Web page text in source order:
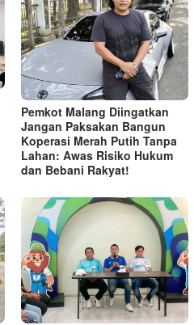
Pemkot Malang Diingatkan
Jangan Paksakan Bangun
Koperasi Merah Putih Tanpa
Lahan: Awas Risiko Hukum
dan Bebani Rakyat!